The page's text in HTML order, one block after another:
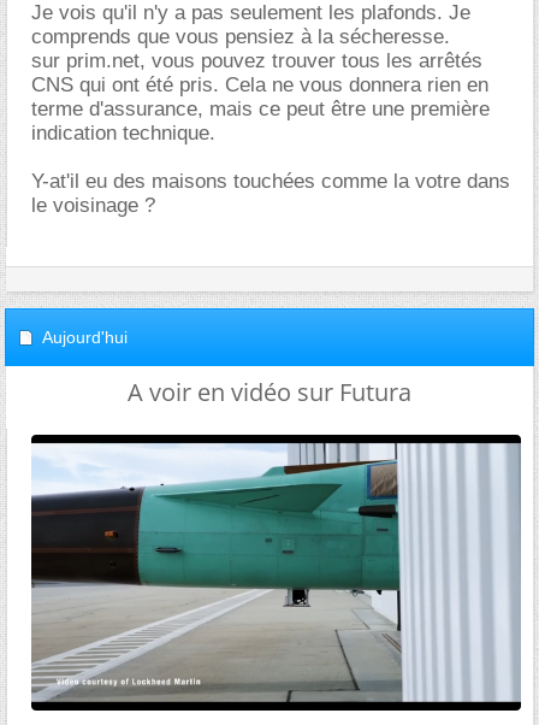
Je vois qu'il n'y a pas seulement les plafonds. Je
comprends que vous pensiez à la sécheresse.
sur prim.net, vous pouvez trouver tous les arrêtés
CNS qui ont été pris. Cela ne vous donnera rien en
terme d'assurance, mais ce peut être une première
indication technique.
Y-at'il eu des maisons touchées comme la votre dans
le voisinage ?
Aujourd'hui
A voir en vidéo sur Futura